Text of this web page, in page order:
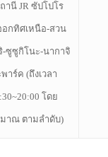
านี JR ซัปโปโร
อกทิศเหนือ-สวน
-ซูซูกิโนะ-นากาจิ
าร์ค (ถึงเวลา
โดย
าณ ตามลำดับ)